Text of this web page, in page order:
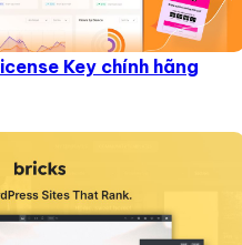
Key chính hãng